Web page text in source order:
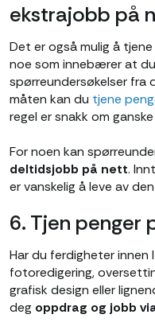
ekstrajobb på
Det er også mulig å
noe som innebærer at
spørreundersøkelser fra
måten kan du tjene
regel er snakk om
For noen kan
deltidsjobb på nett.
er vanskelig å leve av
6. Tjen penger
Har du ferdigheter innen
fotoredigering,
grafisk design eller
deg oppdrag og jobb